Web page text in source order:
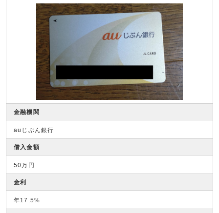
金融機関
auじぶん銀行
借入金額
50万円
金利
年17.5%